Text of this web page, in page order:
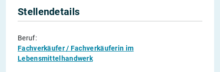
Stellendetails
Beruf:
Fachverkäufer / Fachverkäuferin im
Lebensmittelhandwerk